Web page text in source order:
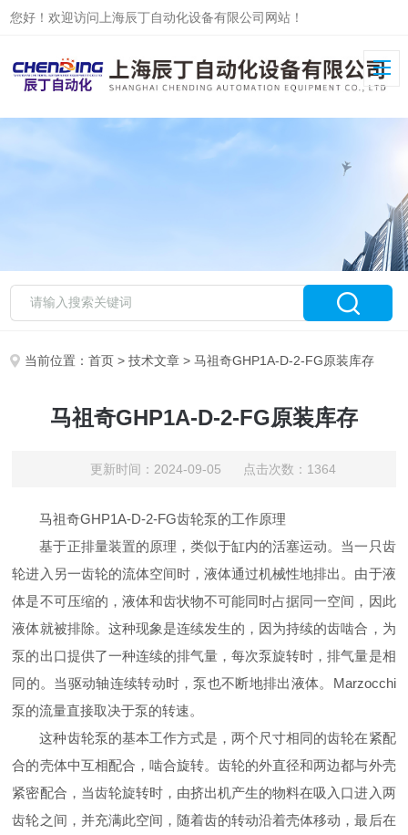
您好！欢迎访问上海辰丁自动化设备有限公司网站！
当前位置：首页 >技术文章 > 马祖奇GHP1A-D-2-FG原装库存
马祖奇GHP1A-D-2-FG原装库存
更新时间：2024-09-05 点击次数：1364
‌马祖奇GHP1A-D-2-FG齿轮泵的工作原理
基于正排量装置的原理，类似于缸内的活塞运动。‌当一只齿
轮进入另一齿轮的流体空间时，液体通过机械性地排出。由于液
体是不可压缩的，液体和齿状物不可能同时占据同一空间，因此
液体就被排除。这种现象是连续发生的，因为持续的齿啮合，为
泵的出口提供了一种连续的排气量，每次泵旋转时，排气量是相
同的。当驱动轴连续转动时，泵也不断地排出液体。Marzocchi
泵的流量直接取决于泵的转速‌。
这种齿轮泵的基本工作方式是，两个尺寸相同的齿轮在紧配
合的壳体中互相配合，啮合旋转。齿轮的外直径和两边都与外壳
紧密配合，当齿轮旋转时，由挤出机产生的物料在吸入口进入两
齿轮之间，并充满此空间，随着齿的转动沿着壳体移动，最后在